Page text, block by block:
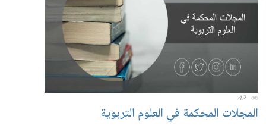
42
المجلات المحكمة في العلوم التربوية